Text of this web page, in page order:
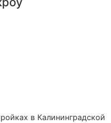
в Калининградской